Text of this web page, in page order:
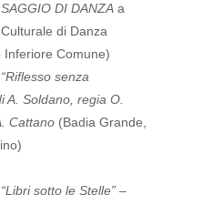
SAGGIO DI DANZA a
di Danza
Inferiore Comune)
“Riflesso senza
A. Soldano, regia O.
Cattano (Badia Grande,
“Libri sotto le Stelle” –